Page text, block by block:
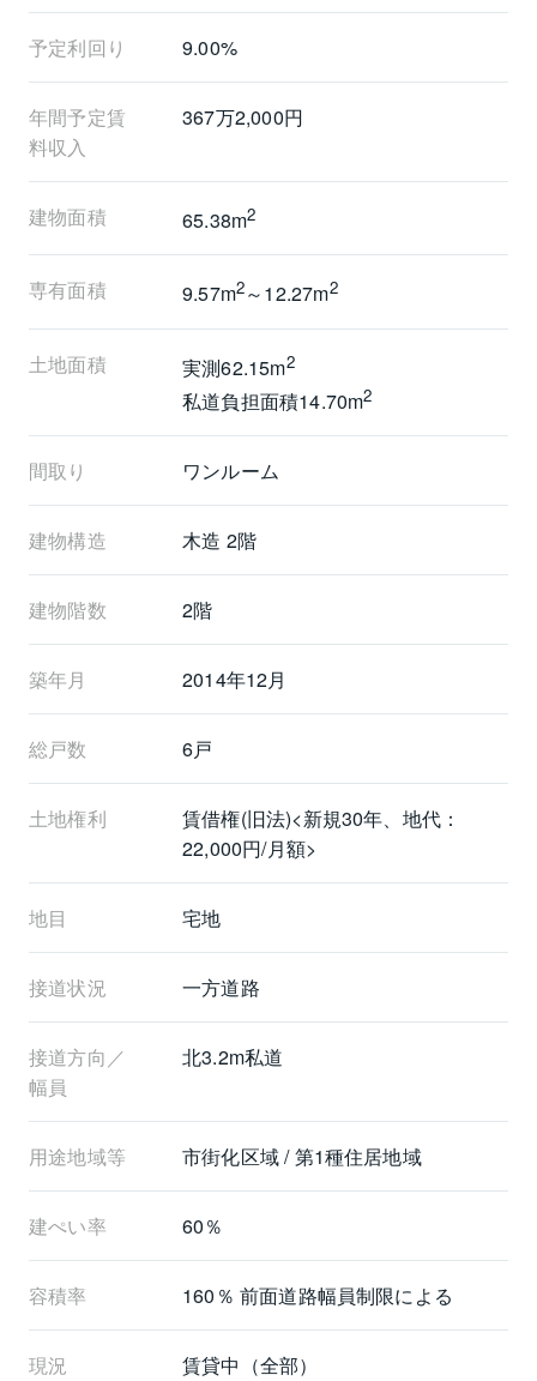
するものではありません。
④予定利回りは、表面利回り（公租公課・共益費その
の）です。
⑤オーナーチェンジ物件につき現賃貸借契約引継が条
件です。
予定利回り 9.00%
年間予定賃
料収入
367万2,000円
建物面積 65.38m2
専有面積 9.57m2～12.27m2
土地面積 実測62.15m2
私道負担面積14.70m2
間取り ワンルーム
建物構造 木造 2階
建物階数 2階
築年月 2014年12月
総戸数 6戸
土地権利
賃借権(旧法)<新規30年、地代：
22,000円/月額>
地目 宅地
接道状況 一方道路
接道方向／
幅員
北3.2m私道
用途地域等 市街化区域 / 第1種住居地域
建ぺい率 60％
容積率 160％ 前面道路幅員制限による
現況 賃貸中（全部）